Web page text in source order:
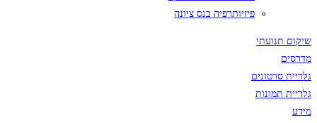
פיזיותרפיה בנס ציונה
שיקום תנועתי
מדרסים
גלריית סרטונים
גלריית תמונות
מידע